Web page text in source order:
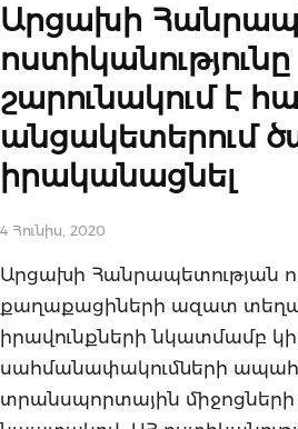
Արցախի
ոստիկանությունը
շարունակում է
անցակետերում
իրականացնել
4 Հունիս, 2020
Արցախի Հանրապետության
քաղաքացիների ազատ
իրավունքների նկատմամբ
սահմանափակումների
տրանսպորտային միջոցների